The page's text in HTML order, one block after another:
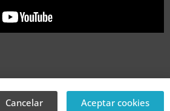
Cancelar Aceptar cookies